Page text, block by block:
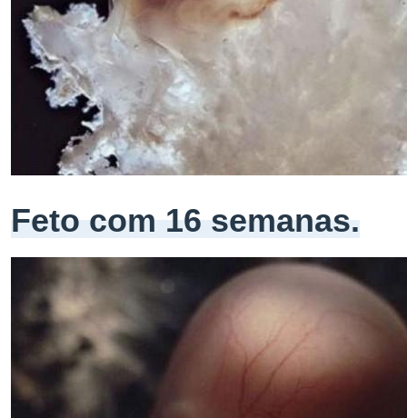
Feto com 16 semanas.